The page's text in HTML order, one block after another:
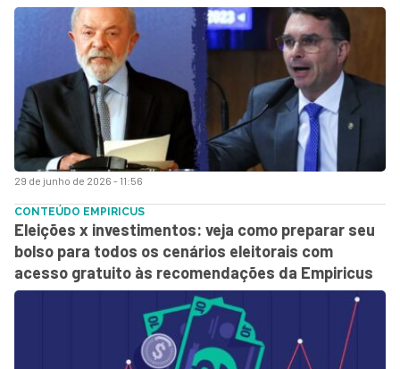
29 de junho de 2026 - 11:56
CONTEÚDO EMPIRICUS
Eleições x investimentos: veja como preparar seu
bolso para todos os cenários eleitorais com
acesso gratuito às recomendações da Empiricus